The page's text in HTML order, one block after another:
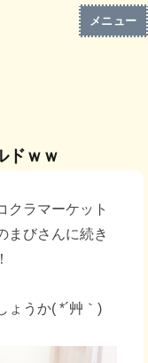
メニュー
ドｗｗ
クラマーケット
まびさんに続き
ょうか( *´艸｀)